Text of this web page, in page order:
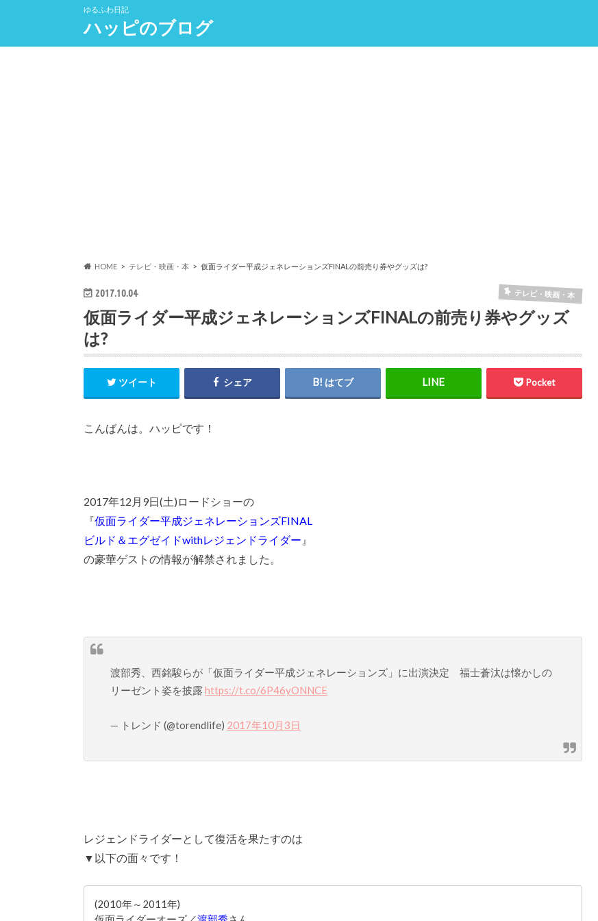
ゆるふわ日記
ハッピのブログ
HOME テレビ・映画・本 仮面ライダー平成ジェネレーションズFINALの前売り券やグッズは?
2017.10.04 テレビ・映画・本
仮面ライダー平成ジェネレーションズFINALの前売り券やグッズ
は?
ツイート シェア はてブ Pocket
こんばんは。ハッピです！
2017年12月9日(土)ロードショーの
『仮面ライダー平成ジェネレーションズFINAL
ビルド＆エグゼイドwithレジェンドライダー 』
の豪華ゲストの情報が解禁されました。
渡部秀、西銘駿らが「仮面ライダー平成ジェネレーションズ」に出演決定 福士蒼汰は懐かしの
リーゼント姿を披露 https://t.co/6P46yONNCE
— トレンド (@torendlife) 2017年10月3日
レジェンドライダーとして復活を果たすのは
▼以下の面々です！
(2010年～2011年)